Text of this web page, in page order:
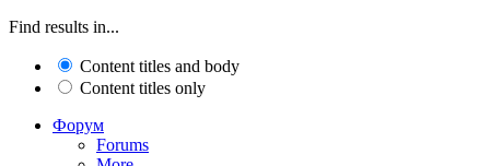
Find results in...
Content titles and body
Content titles only
Форум
Forums